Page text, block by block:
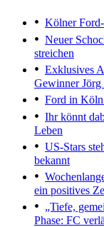
Kölner
Neuer
streichen
Exklusives
Gewinner Jörg
Ford in Köln
Ihr könnt
Leben
US-Stars
bekannt
ein positives
„Tiefe,
Phase: FC